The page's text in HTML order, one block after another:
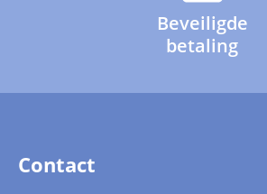
Beveiligde
betaling
Contact